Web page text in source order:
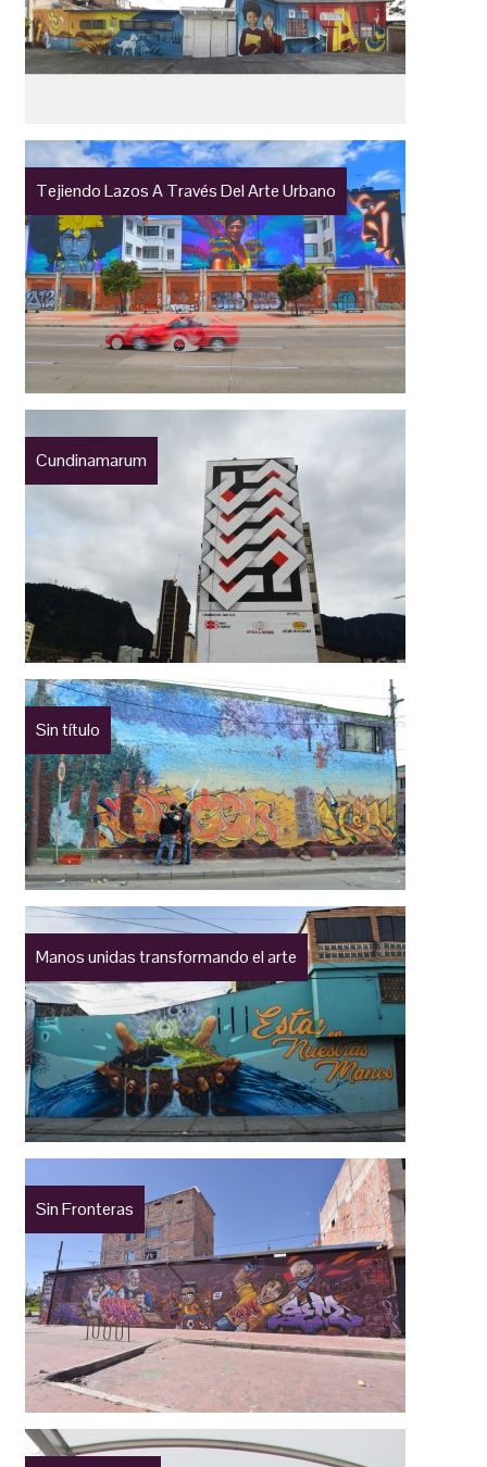
Tejiendo Lazos A Través Del Arte Urbano
Cundinamarum
Sin título
Manos unidas transformando el arte
Sin Fronteras